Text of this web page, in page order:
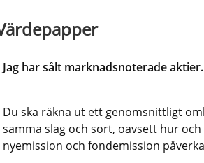
Jag har sålt marknadsnoterade
Du ska räkna ut ett genomsnittligt
samma slag och sort, oavsett hur
nyemission och fondemission